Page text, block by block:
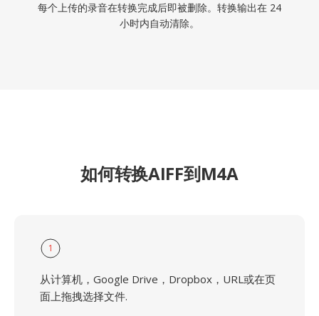
每个上传的录音在转换完成后即被删除。转换输出在 24
小时内自动清除。
如何转换AIFF到M4A
1
从计算机，Google Drive，Dropbox，URL或在页
面上拖拽选择文件.